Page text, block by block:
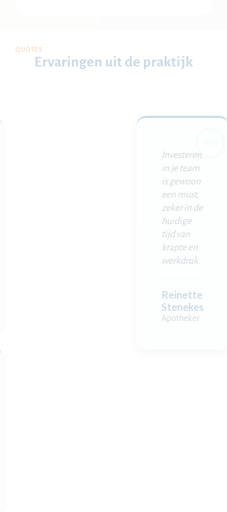
QUOTES
Ervaringen uit de praktijk
Investeren
in je team
is gewoon
een must,
zeker in de
huidige
tijd van
krapte en
werkdruk.
Reinette
Stenekes
Apotheker